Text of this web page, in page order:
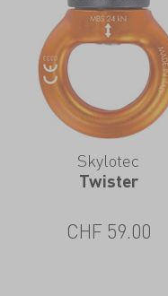
Skylotec
Twister
CHF 59.00